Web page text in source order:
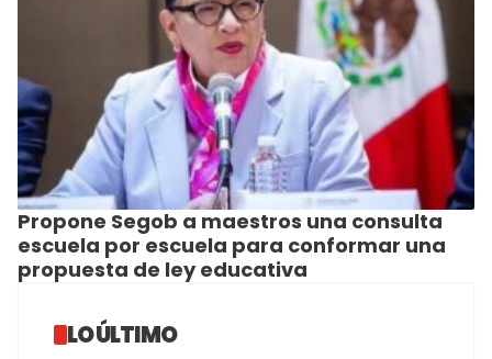
Propone Segob a maestros una consulta
escuela por escuela para conformar una
propuesta de ley educativa
LO ÚLTIMO